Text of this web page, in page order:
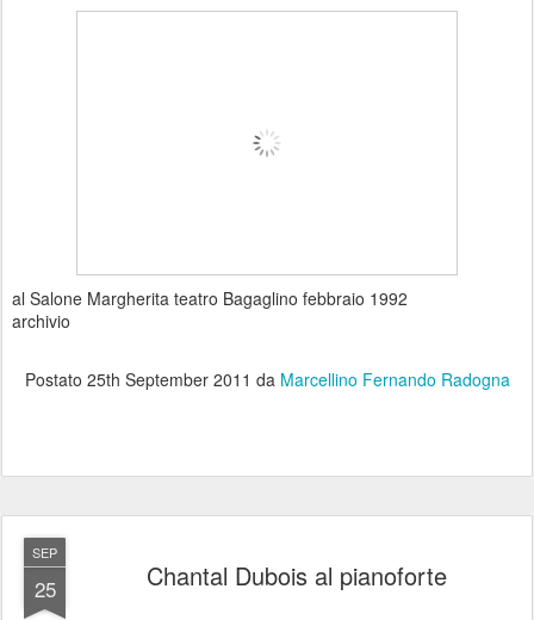
al Salone Margherita teatro Bagaglino febbraio 1992
archivio
Postato 25th September 2011 da Marcellino Fernando Radogna
SEP
25 Chantal Dubois al pianoforte